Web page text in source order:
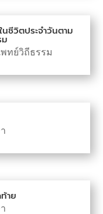
ชีวิตประจำวันตาม
ทย์วิถีธรรม
าย